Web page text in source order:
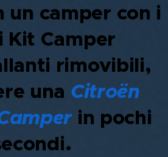
un camper con i
Kit Camper
rimovibili,
una Citroën
in pochi